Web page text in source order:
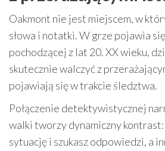
Oakmont nie jest miejscem, w
słowa i notatki. W grze pojawia
pochodzącej z lat 20. XX wieku,
skutecznie walczyć z
pojawiają się w trakcie śledztwa.
Połączenie detektywistycznej
walki tworzy dynamiczny
sytuację i szukasz odpowiedzi, a